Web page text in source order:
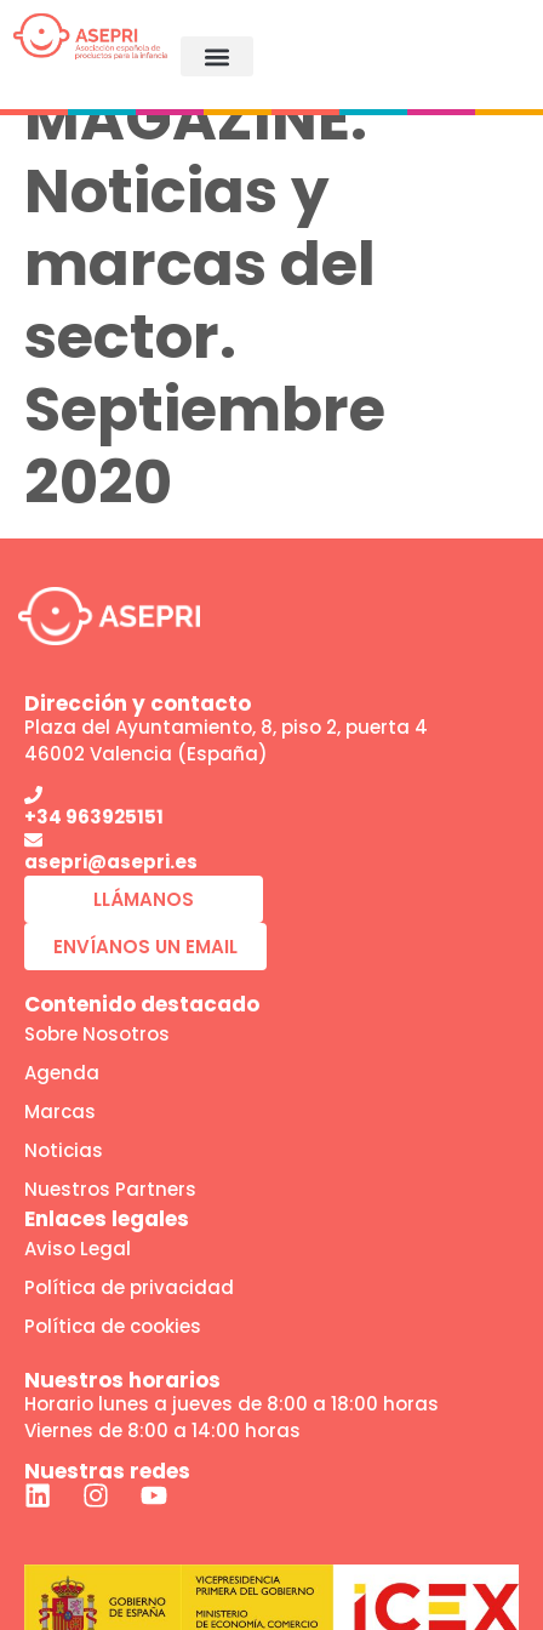
ASEPRI
MAGAZINE.
Noticias y
marcas del
sector.
Septiembre
2020
Dirección y contacto
Plaza del Ayuntamiento, 8, piso 2, puerta 4
46002 Valencia (España)
+34 963925151
asepri@asepri.es
LLÁMANOS
ENVÍANOS UN EMAIL
Contenido destacado
Sobre Nosotros
Agenda
Marcas
Noticias
Nuestros Partners
Enlaces legales
Aviso Legal
Política de privacidad
Política de cookies
Nuestros horarios
Horario lunes a jueves de 8:00 a 18:00 horas
Viernes de 8:00 a 14:00 horas
Nuestras redes